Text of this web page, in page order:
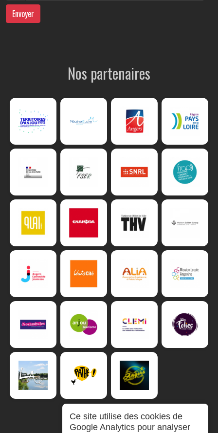
Envoyer
Nos partenaires
Ce site utilise des cookies de
Google Analytics pour analyser